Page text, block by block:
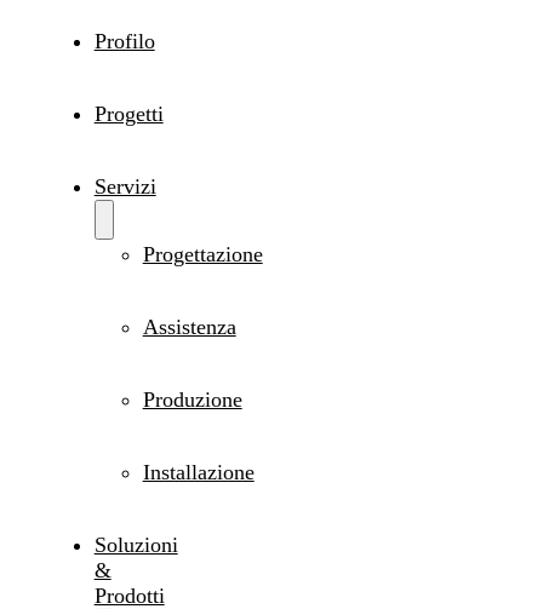
Profilo
Progetti
Servizi
Progettazione
Assistenza
Produzione
Installazione
Soluzioni
&
Prodotti